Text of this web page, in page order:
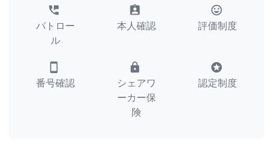
perm_phone_msg
パトロー
ル
assignment_ind
本人確認
tag_faces
評価制度
smartphone
番号確認
lock
シェアワ
ーカー保
険
stars
認定制度